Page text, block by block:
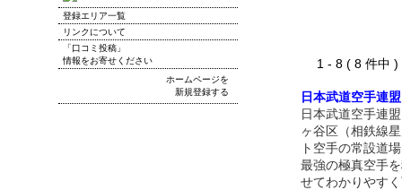
1 - 8 ( 8 件
日本武道空手連
日本武道空手連
ヶ谷区（相鉄線
ト空手の常設道
最強の極真空手
せてわかりやす
登録エリア一覧
リンクについて
「口コミ投稿」
情報をお寄せください
ホームページを
新規登録する